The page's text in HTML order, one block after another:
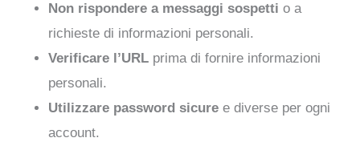
Non rispondere a messaggi sospetti o a
richieste di informazioni personali.
Verificare l’URL prima di fornire informazioni
personali.
Utilizzare password sicure e diverse per ogni
account.